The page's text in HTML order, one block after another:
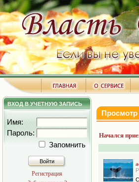
ВХОД В УЧЕТНУЮ ЗАПИСЬ
Имя:
Пароль:
Запомнить
Войти
Регистрация
Начался